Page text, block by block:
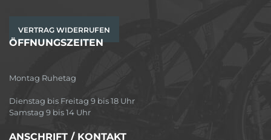
VERTRAG WIDERRUFEN
ÖFFNUNGSZEITEN
Montag Ruhetag
Dienstag bis Freitag 9 bis 18 Uhr
Samstag 9 bis 14 Uhr
ANSCHRIFT / KONTAKT